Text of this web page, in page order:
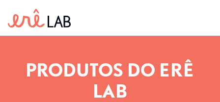
PRODUTOS DO ERÊ
LAB